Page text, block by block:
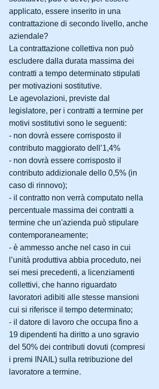
applicato, essere inserito in una
contrattazione di secondo livello, anche
aziendale?
La contrattazione collettiva non può
escludere dalla durata massima dei
contratti a tempo determinato stipulati
per motivazioni sostitutive.
Le agevolazioni, previste dal
legislatore, per i contratti a termine per
motivi sostitutivi sono le seguenti:
- non dovrà essere corrisposto il
contributo maggiorato dell’1,4%
- non dovrà essere corrisposto il
contributo addizionale dello 0,5% (in
caso di rinnovo);
- il contratto non verrà computato nella
percentuale massima dei contratti a
termine che un'azienda può stipulare
contemporaneamente;
- è ammesso anche nel caso in cui
l’unità produttiva abbia proceduto, nei
sei mesi precedenti, a licenziamenti
collettivi, che hanno riguardato
lavoratori adibiti alle stesse mansioni
cui si riferisce il tempo determinato;
- il datore di lavoro che occupa fino a
19 dipendenti ha diritto a uno sgravio
del 50% dei contributi dovuti (compresi
i premi INAIL) sulla retribuzione del
lavoratore a termine.